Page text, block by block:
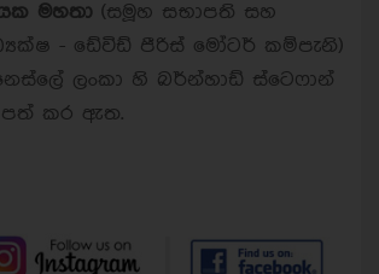
මහතා (සමූහ සභාපති සහ
- ඩේවිඩ් පීරිස් මෝටර් කම්පැනි)
ලංකා හි බර්න්හාඩ් ස්ටෙෆාන්
පත් කර ඇත.